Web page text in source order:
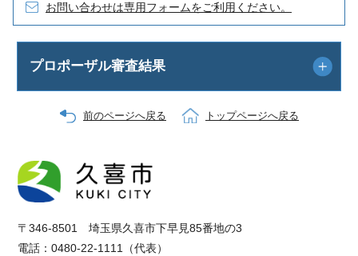
お問い合わせは専用フォームをご利用ください。
プロポーザル審査結果
前のページへ戻る トップページへ戻る
〒346-8501 埼玉県久喜市下早見85番地の3
電話：0480-22-1111（代表）